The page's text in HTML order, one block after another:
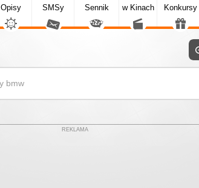
Opisy SMSy Sennik w Kinach Konkursy
REKLAMA